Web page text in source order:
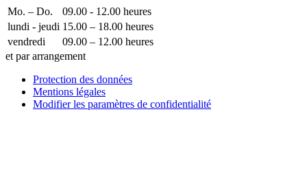
Mo. – Do.
09.00 - 12.00 heures
lundi - jeudi 15.00 – 18.00 heures
vendredi
09.00 – 12.00 heures
et par arrangement
Protection des données
Mentions légales
Modifier les paramètres de confidentialité